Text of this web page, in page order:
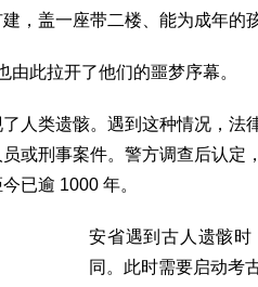
，盖一座带二楼、能为成年的
此拉开了他们的噩梦序幕。
人类遗骸。遇到这种情况，法
或刑事案件。警方调查后认定
已逾 1000 年。
安省遇到古人遗骸
同。此时需要启动考